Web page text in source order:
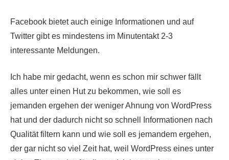
Facebook bietet auch einige Informationen und auf
Twitter gibt es mindestens im Minutentakt 2-3
interessante Meldungen.
Ich habe mir gedacht, wenn es schon mir schwer fällt
alles unter einen Hut zu bekommen, wie soll es
jemanden ergehen der weniger Ahnung von WordPress
hat und der dadurch nicht so schnell Informationen nach
Qualität filtern kann und wie soll es jemandem ergehen,
der gar nicht so viel Zeit hat, weil WordPress eines unter